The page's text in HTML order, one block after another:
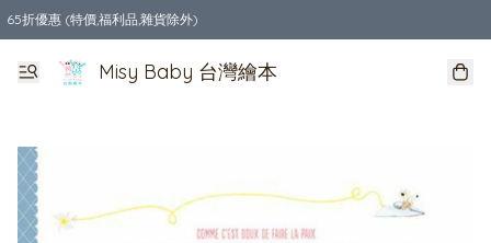
65折優惠 (特價,福利品,雜貨除外)
全店購物滿$550，免運費
Misy Baby 台灣繪本